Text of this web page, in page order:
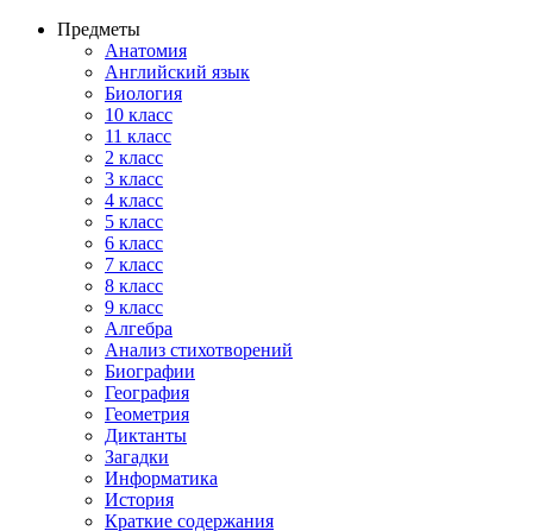
Предметы
Анатомия
Английский язык
Биология
10 класс
11 класс
2 класс
3 класс
4 класс
5 класс
6 класс
7 класс
8 класс
9 класс
Алгебра
Анализ стихотворений
Биографии
География
Геометрия
Диктанты
Загадки
Информатика
История
Краткие содержания